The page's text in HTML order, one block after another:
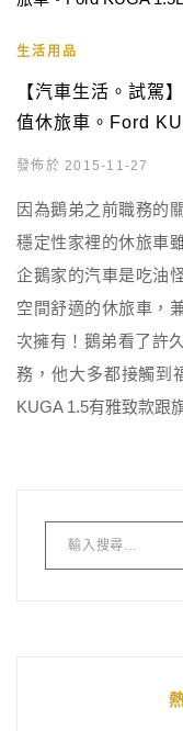
生活用品
【汽車生活。試駕
值休旅車。Ford
發佈於 2015-11-27
因為鵝弟之前職務的
穩定性家裡的休旅車
企鵝家的汽車是吃油
空間舒適的休旅車，
次擁有！鵝弟看了許
務，他大多都接觸到
KUGA 1.5有雅致款跟